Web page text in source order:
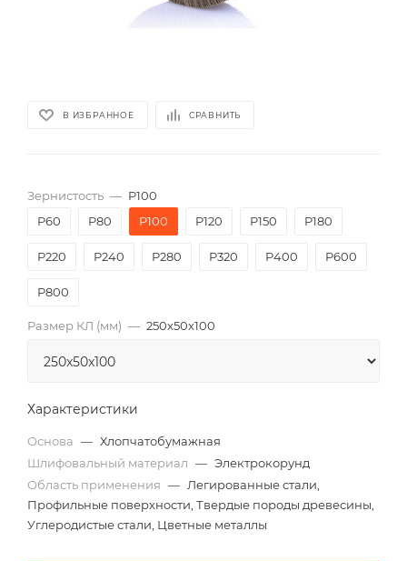
В ИЗБРАННОЕ СРАВНИТЬ
Зернистость — P100
P60
P80 P100 P120 P150 P180
P220 P240 P280 P320 P400 P600
P800
Размер КЛ (мм) — 250x50x100
Характеристики
Основа — Хлопчатобумажная
Шлифовальный материал — Электрокорунд
Область применения — Легированные стали,
Профильные поверхности, Твердые породы древесины,
Углеродистые стали, Цветные металлы